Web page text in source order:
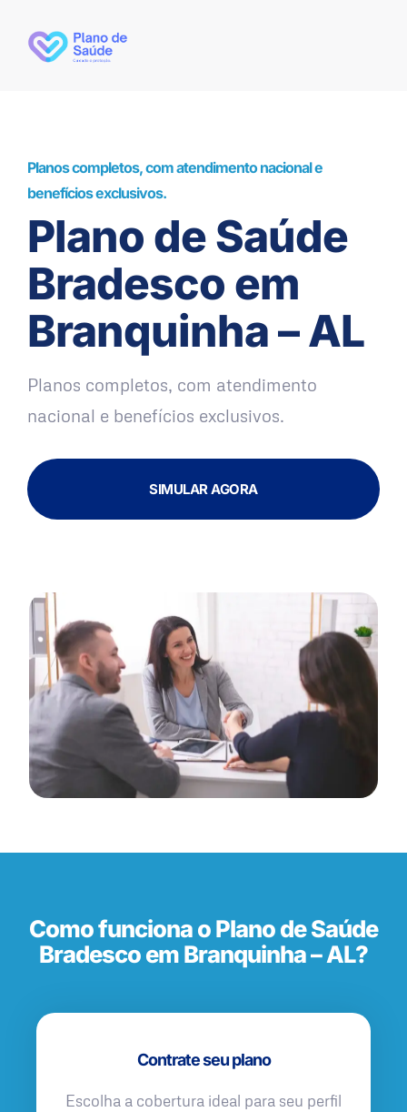
Planos completos, com atendimento nacional e
benefícios exclusivos.
Plano de Saúde
Bradesco em
Branquinha – AL
Planos completos, com atendimento
nacional e benefícios exclusivos.
SIMULAR AGORA
Como funciona o Plano de Saúde
Bradesco em Branquinha – AL?
Contrate seu plano
Escolha a cobertura ideal para seu perfil